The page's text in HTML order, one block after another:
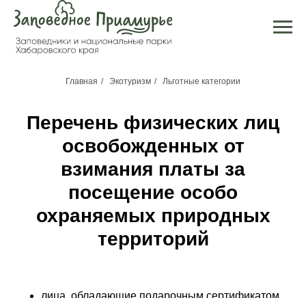
Главная / Экотуризм / Льготные категории
Перечень физических лиц
освобожденных от
взимания платы за
посещение особо
охраняемых природных
территорий
лица, обладающие подарочным сертификатом